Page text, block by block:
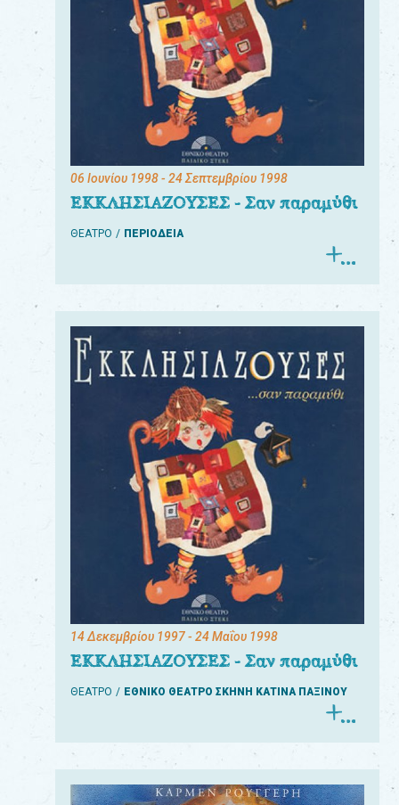
06 Ιουνίου 1998- 24 Σεπτεμβρίου 1998
ΕΚΚΛΗΣΙΑΖΟΥΣΕΣ - Σαν παραμύθι
ΘΕΑΤΡΟ ΠΕΡΙΟΔΕΙΑ
14 Δεκεμβρίου 1997- 24 Μαΐου 1998
ΕΚΚΛΗΣΙΑΖΟΥΣΕΣ - Σαν παραμύθι
ΘΕΑΤΡΟ ΕΘΝΙΚΟ ΘΕΑΤΡΟ ΣΚΗΝΗ ΚΑΤΙΝΑ ΠΑΞΙΝΟΥ